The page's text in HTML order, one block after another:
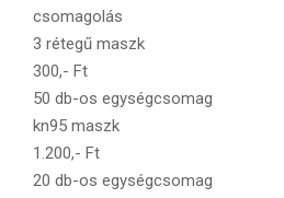
csomagolás
3 rétegű maszk
300,- Ft
50 db-os egységcsomag
kn95 maszk
1.200,- Ft
20 db-os egységcsomag